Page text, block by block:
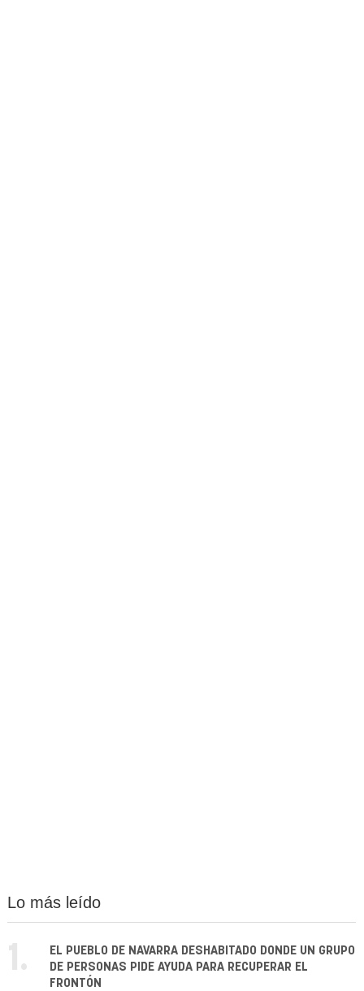
Lo más leído
1.
EL PUEBLO DE NAVARRA DESHABITADO DONDE UN GRUPO
DE PERSONAS PIDE AYUDA PARA RECUPERAR EL
FRONTÓN